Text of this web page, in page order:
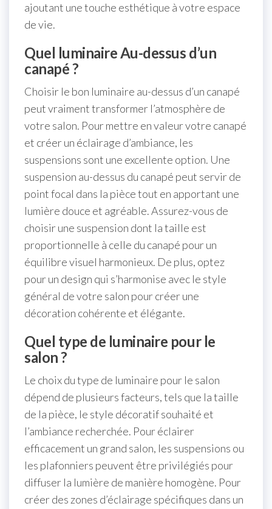
ajoutant une touche esthétique à votre espace
de vie.
Quel luminaire Au-dessus d’un
canapé ?
Choisir le bon luminaire au-dessus d’un canapé
peut vraiment transformer l’atmosphère de
votre salon. Pour mettre en valeur votre canapé
et créer un éclairage d’ambiance, les
suspensions sont une excellente option. Une
suspension au-dessus du canapé peut servir de
point focal dans la pièce tout en apportant une
lumière douce et agréable. Assurez-vous de
choisir une suspension dont la taille est
proportionnelle à celle du canapé pour un
équilibre visuel harmonieux. De plus, optez
pour un design qui s’harmonise avec le style
général de votre salon pour créer une
décoration cohérente et élégante.
Quel type de luminaire pour le
salon ?
Le choix du type de luminaire pour le salon
dépend de plusieurs facteurs, tels que la taille
de la pièce, le style décoratif souhaité et
l’ambiance recherchée. Pour éclairer
efficacement un grand salon, les suspensions ou
les plafonniers peuvent être privilégiés pour
diffuser la lumière de manière homogène. Pour
créer des zones d’éclairage spécifiques dans un